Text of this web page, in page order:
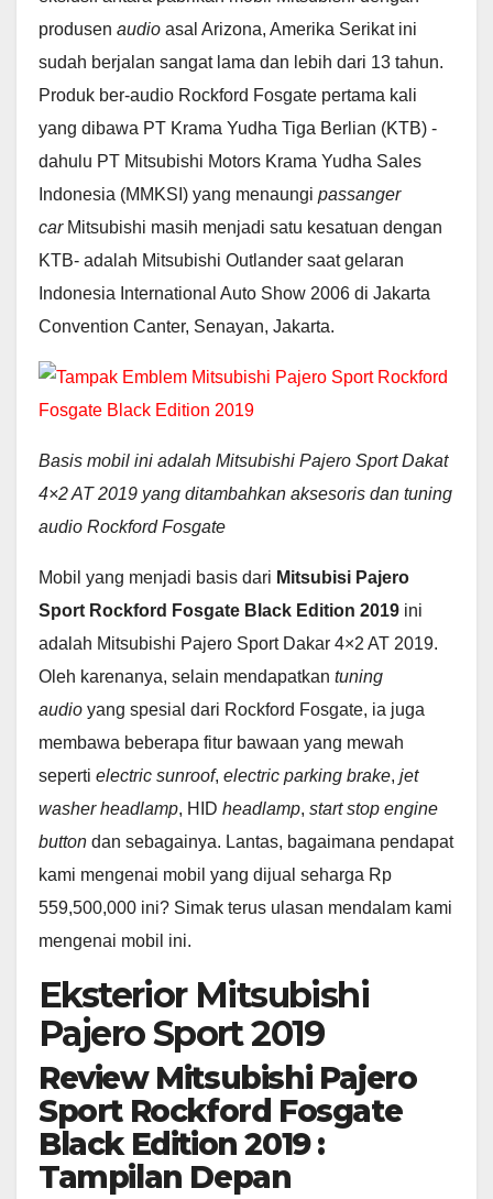
produsen audio asal Arizona, Amerika Serikat ini
sudah berjalan sangat lama dan lebih dari 13 tahun.
Produk ber-audio Rockford Fosgate pertama kali
yang dibawa PT Krama Yudha Tiga Berlian (KTB) -
dahulu PT Mitsubishi Motors Krama Yudha Sales
Indonesia (MMKSI) yang menaungi passanger
car Mitsubishi masih menjadi satu kesatuan dengan
KTB- adalah Mitsubishi Outlander saat gelaran
Indonesia International Auto Show 2006 di Jakarta
Convention Canter, Senayan, Jakarta.
Basis mobil ini adalah Mitsubishi Pajero Sport Dakat
4×2 AT 2019 yang ditambahkan aksesoris dan tuning
audio Rockford Fosgate
Mobil yang menjadi basis dari Mitsubisi Pajero
Sport Rockford Fosgate Black Edition 2019 ini
adalah Mitsubishi Pajero Sport Dakar 4×2 AT 2019.
Oleh karenanya, selain mendapatkan tuning
audio yang spesial dari Rockford Fosgate, ia juga
membawa beberapa fitur bawaan yang mewah
seperti electric sunroof, electric parking brake, jet
washer headlamp, HID headlamp, start stop engine
button dan sebagainya. Lantas, bagaimana pendapat
kami mengenai mobil yang dijual seharga Rp
559,500,000 ini? Simak terus ulasan mendalam kami
mengenai mobil ini.
Eksterior Mitsubishi
Pajero Sport 2019
Review Mitsubishi Pajero
Sport Rockford Fosgate
Black Edition 2019 :
Tampilan Depan